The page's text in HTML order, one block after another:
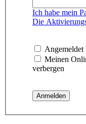
Ich habe mein
Die
Angemeldet
Meinen
verbergen